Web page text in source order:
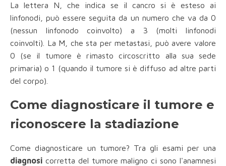
La lettera N, che indica se il cancro si è esteso ai
linfonodi, può essere seguita da un numero che va da 0
(nessun linfonodo coinvolto) a 3 (molti linfonodi
coinvolti). La M, che sta per metastasi, può avere valore
0 (se il tumore è rimasto circoscritto alla sua sede
primaria) o 1 (quando il tumore si è diffuso ad altre parti
del corpo).
Come diagnosticare il tumore e
riconoscere la stadiazione
Come diagnosticare un tumore? Tra gli esami per una
diagnosi corretta del tumore maligno ci sono l'anamnesi